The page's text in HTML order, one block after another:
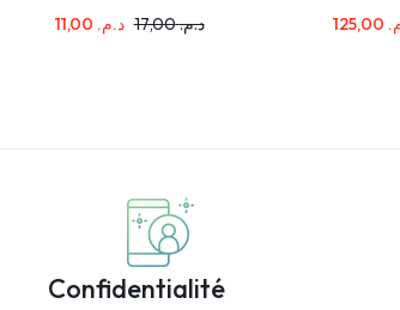
د.م.
د.م.17,00
Confidentialité